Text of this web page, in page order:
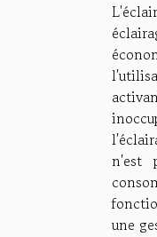
n'est
une